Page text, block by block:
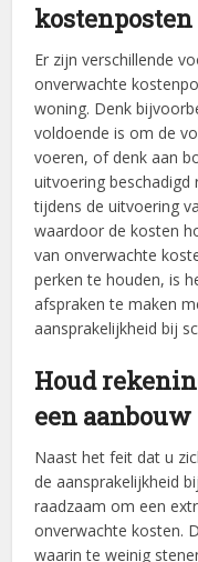
kostenposten
Er zijn verschillende
onverwachte
woning. Denk
voldoende is om de
voeren, of denk aan
uitvoering beschadigd
tijdens de uitvoering
waardoor de kosten
van onverwachte
perken te houden, is
afspraken te maken
aansprakelijkheid bij
Houd
een aanbouw
Naast het feit dat u
de aansprakelijkheid
raadzaam om een
onverwachte kosten.
waarin te weinig